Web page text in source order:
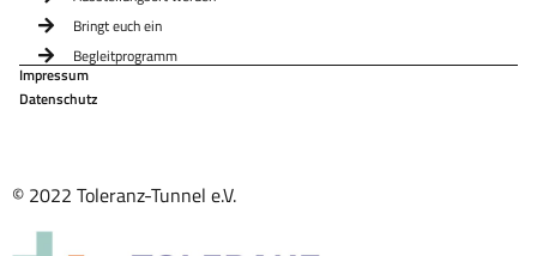
Bringt euch ein
Begleitprogramm
Impressum
Datenschutz
© 2022 Toleranz-Tunnel e.V.